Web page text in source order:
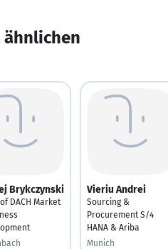
Brykczynski
DACH Market
Vieriu Andrei
Sourcing &
Procurement S/4
HANA & Ariba
Munich